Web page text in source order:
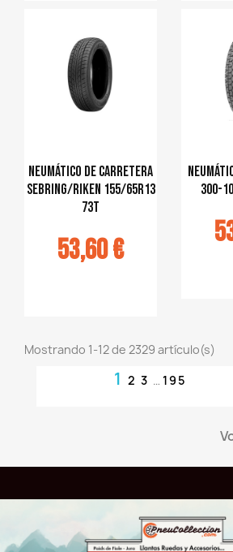
Neumático de carretera
Sebring/Riken 155/65R13
73T
53,60 €
panier
300-
Mostrando 1-12 de 2329 artículo(s)
1 2 3 … 195